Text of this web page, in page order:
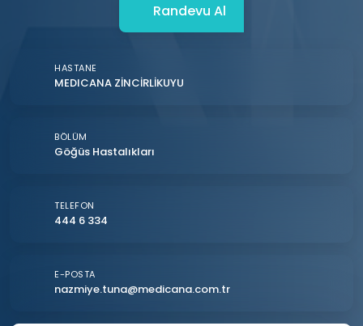
Randevu Al
HASTANE
MEDICANA ZİNCİRLİKUYU
BÖLÜM
Göğüs Hastalıkları
TELEFON
444 6 334
E-POSTA
nazmiye.tuna@medicana.com.tr